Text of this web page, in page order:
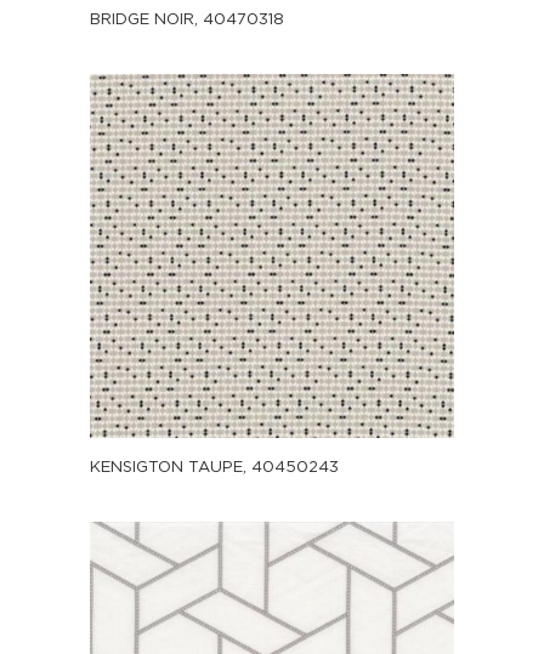
BRIDGE NOIR, 40470318
KENSIGTON TAUPE, 40450243